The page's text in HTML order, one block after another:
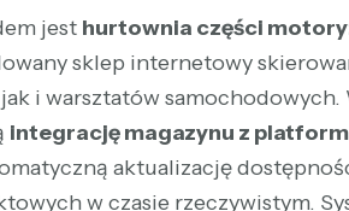
jest hurtownia części
sklep internetowy
i warsztatów samochodowych.
integrację magazynu z
aktualizację
w czasie rzeczywistym.